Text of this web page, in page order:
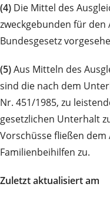
(4) Die Mittel des
zweckgebunden für den
Bundesgesetz
(5)Aus Mitteln des
sind die nach dem
Nr. 451/1985, zu
gesetzlichen Unterhalt
Vorschüsse fließen
Familienbeihilfen zu.
Zuletzt aktualisiert am